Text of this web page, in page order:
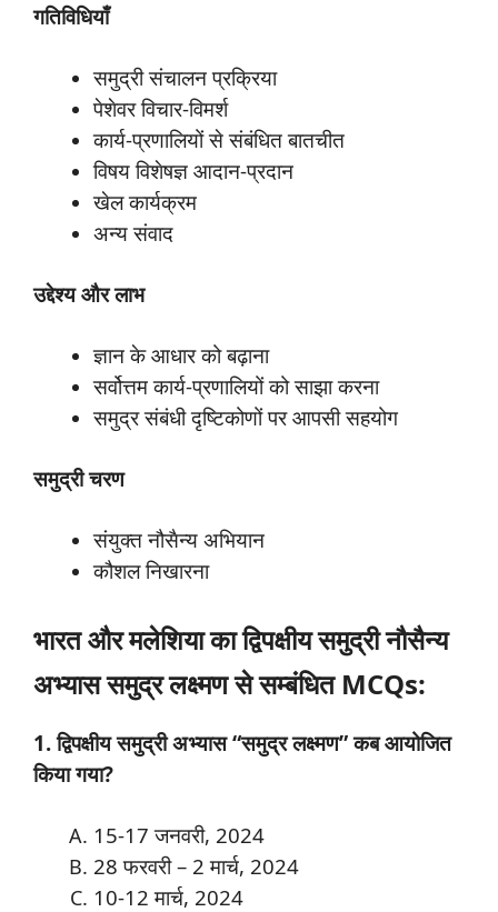
गतिविधियाँ
समुद्री संचालन प्रक्रिया
पेशेवर विचार-विमर्श
कार्य-प्रणालियों से संबंधित बातचीत
विषय विशेषज्ञ आदान-प्रदान
खेल कार्यक्रम
अन्य संवाद
उद्देश्यऔरलाभ
ज्ञान के आधार को बढ़ाना
सर्वोत्तम कार्य-प्रणालियों को साझा करना
समुद्र संबंधी दृष्टिकोणों पर आपसी सहयोग
समुद्रीचरण
संयुक्त नौसैन्य अभियान
कौशल निखारना
भारत और मलेशिया का द्विपक्षीय समुद्री नौसैन्य
अभ्यास समुद्र लक्ष्मण से सम्बंधित MCQs:
1. द्विपक्षीय समुद्री अभ्यास “समुद्र लक्ष्मण” कब आयोजित
किया गया?
15-17 जनवरी, 2024
28 फरवरी – 2 मार्च, 2024
10-12 मार्च, 2024